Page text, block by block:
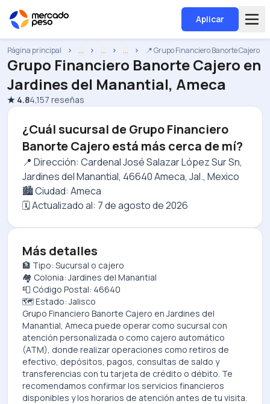
Aplicar
Página principal ... ... ... 📍 Grupo Financiero Banorte Cajero
Grupo Financiero Banorte Cajero en
Jardines del Manantial, Ameca
★ 4.84,157 reseñas
¿Cuál sucursal de Grupo Financiero
Banorte Cajero está más cerca de mí?
📍 Dirección: Cardenal José Salazar López Sur Sn,
Jardines del Manantial, 46640 Ameca, Jal., Mexico
🏙️ Ciudad: Ameca
🗓️ Actualizado al: 7 de agosto de 2026
Más detalles
🏦 Tipo: Sucursal o cajero
🏘️ Colonia: Jardines del Manantial
📮 Código Postal: 46640
🗺️ Estado: Jalisco
Grupo Financiero Banorte Cajero enJardines del
Manantial, Ameca puede operar como sucursal con
atención personalizada o como cajero automático
(ATM), donde realizar operaciones como retiros de
efectivo, depósitos, pagos, consultas de saldo y
transferencias con tu tarjeta de crédito o débito. Te
recomendamos confirmar los servicios financieros
disponibles y los horarios de atención antes de tu visita.